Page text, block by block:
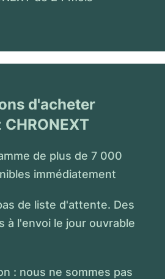
d'acheter
CHRONEXT
de plus de 7 000
immédiatement
de liste d'attente. Des
à l'envoi le jour ouvrable
: nous ne sommes pas